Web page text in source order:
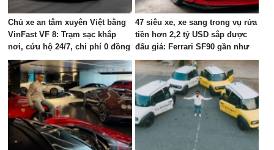
Chủ xe an tâm xuyên Việt bằng
VinFast VF 8: Trạm sạc khắp
nơi, cứu hộ 24/7, chi phí 0 đồng
47 siêu xe, xe sang trong vụ rửa
tiền hơn 2,2 tỷ USD sắp được
đấu giá: Ferrari SF90 gần như
mới, Rolls-Royce xếp hàng dài